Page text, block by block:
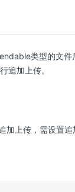
类型的文件
追加上传。
上传，需设置